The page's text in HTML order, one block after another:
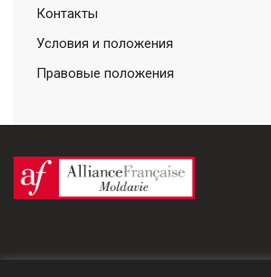
Контакты
Условия и положения
Правовые положения